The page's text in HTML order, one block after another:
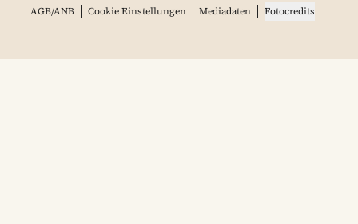
AGB/ANB
Cookie Einstellungen Mediadaten Fotocredits